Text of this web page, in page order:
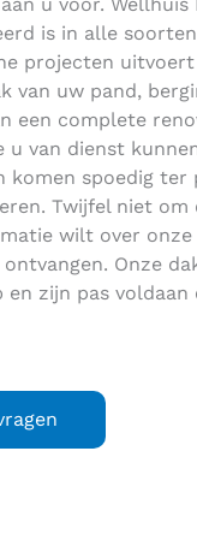
is in alle
projecten
van uw pand,
een complete
u van dienst
komen spoedig
Twijfel niet
wilt over onze
Onze
zijn pas